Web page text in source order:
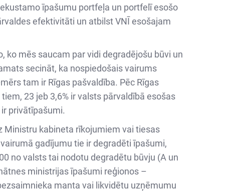
īpašumu portfeļa un portfelī esošo
efektivitāti un atbilst VNĪ esošajam
ko mēs saucam par vidi degradējošu būvi un
secināt, ka nospiedošais vairums
tam ir Rīgas pašvaldība. Pēc Rīgas
23 jeb 3,6% ir valsts pārvaldībā esošas
privātīpašumi.
Ministru kabineta rīkojumiem vai tiesas
gadījumu tie ir degradēti īpašumi,
no valsts tai nodotu degradētu būvju (A un
ministrijas īpašumi reģionos –
manta vai likvidētu uzņēmumu